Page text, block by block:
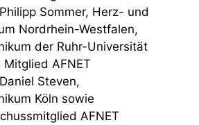
Sommer, Herz- und
Nordrhein-Westfalen,
der Ruhr-Universität
AFNET
Steven,
Köln sowie
AFNET